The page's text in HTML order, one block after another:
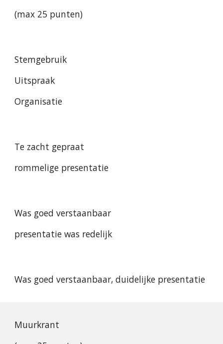
(max 25 punten)
Stemgebruik
Uitspraak
Organisatie
Te zacht gepraat
rommelige presentatie
Was goed verstaanbaar
presentatie was redelijk
Was goed verstaanbaar, duidelijke presentatie
Muurkrant